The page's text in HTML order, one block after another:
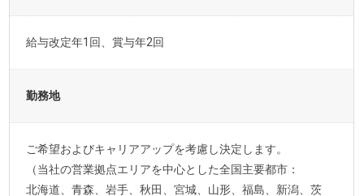
給与改定年1回、賞与年2回
勤務地
ご希望およびキャリアアップを考慮し決定します。
（当社の営業拠点エリアを中心とした全国主要都市：
北海道、青森、岩手、秋田、宮城、山形、福島、新潟、茨